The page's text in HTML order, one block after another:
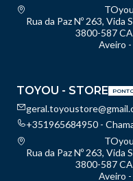
Rua da Paz Nº 263,
3800-587
Aveiro
TOYOU - STORE
+351965684950 -
Rua da Paz Nº 263,
3800-587
Aveiro